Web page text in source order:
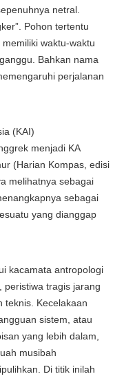
netral.
Pohon tertentu
waktu-waktu
Bahkan nama
perjalanan
(KAI)
menjadi KA
(Harian Kompas, edisi
melihatnya sebagai
sebagai
yang dianggap
kacamata antropologi
peristiwa tragis jarang
teknis. Kecelakaan
sistem, atau
yang lebih dalam,
musibah
Di titik inilah